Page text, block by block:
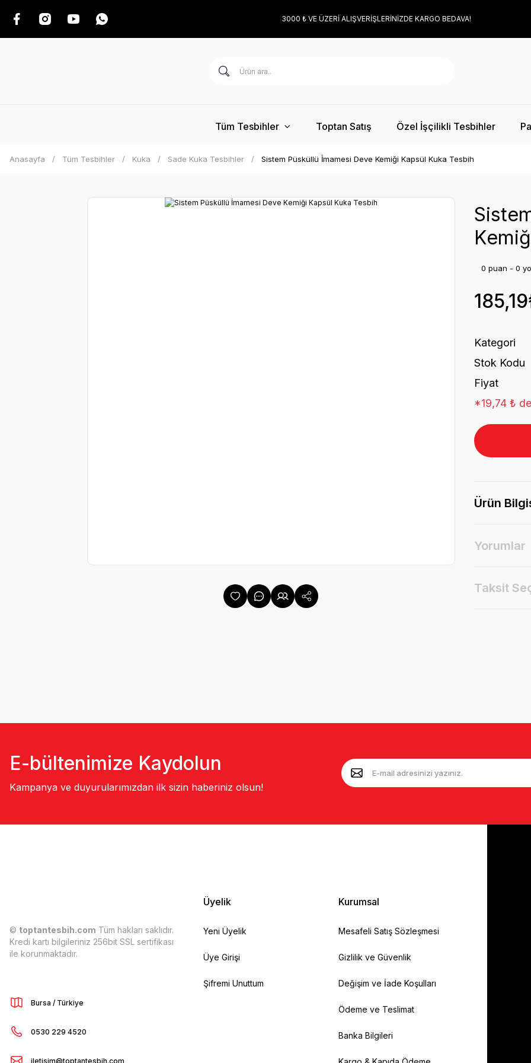
3000 ₺ VE ÜZERİ ALIŞVERİŞLERİNİZDE KARGO BEDAVA!
Tüm Tesbihler Toptan Satış Özel İşçilikli Tesbihler
Anasayfa Tüm Tesbihler Kuka Sade Kuka Tesbihler Sistem Püsküllü İmamesi Deve Kemiği Kapsül Kuka Tesbih
0 puan - 0
Kategori
Stok Kodu
Fiyat
*19,74 ₺
Ürün
Yorumlar
Taksit
E-bültenimize Kaydolun
Kampanya ve duyurularımızdan ilk sizin haberiniz olsun!
© toptantesbih.com Tüm hakları saklıdır.
Kredi kartı bilgileriniz 256bit SSL sertifikası
ile korunmaktadır.
Bursa / Türkiye
0530 229 4520
iletisim@toptantesbih.com
Üyelik
Yeni Üyelik
Üye Girişi
Şifremi Unuttum
Kurumsal
Mesafeli Satış Sözleşmesi
Gizlilik ve Güvenlik
Değişim ve İade Koşulları
Ödeme ve Teslimat
Banka Bilgileri